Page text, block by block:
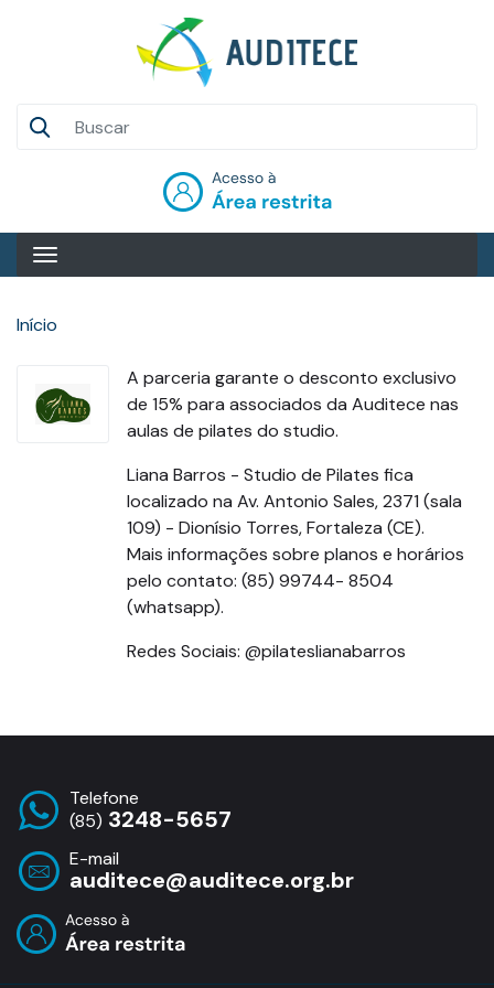
principal
Início
A parceria garante o desconto exclusivo
de 15% para associados da Auditece nas
aulas de pilates do studio.
Liana Barros - Studio de Pilates fica
localizado na Av. Antonio Sales, 2371 (sala
109) - Dionísio Torres, Fortaleza (CE).
Mais informações sobre planos e horários
pelo contato: (85) 99744- 8504
(whatsapp).
Redes Sociais: @pilateslianabarros
Telefone
(85) 3248-5657
E-mail
auditece@auditece.org.br